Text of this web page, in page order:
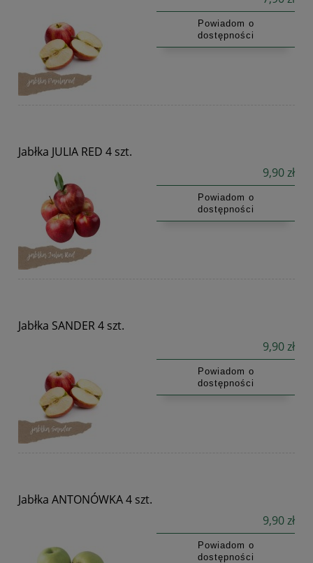
Powiadom o
dostępności
Jabłka JULIA RED 4 szt.
9,90 zł
Powiadom o
dostępności
Jabłka SANDER 4 szt.
9,90 zł
Powiadom o
dostępności
Jabłka ANTONÓWKA 4 szt.
9,90 zł
Powiadom o
dostępności